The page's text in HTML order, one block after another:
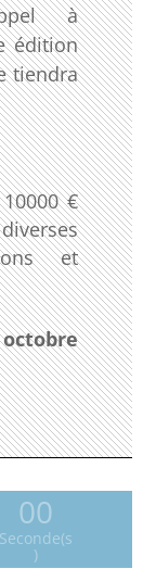
à
édition
tiendra
€
et
00
Seconde(s
)